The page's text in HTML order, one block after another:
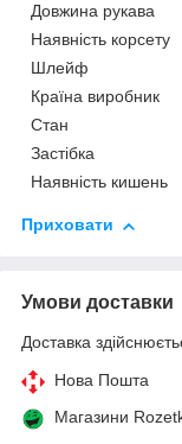
Довжина рукава
Наявність корсету
Шлейф
Країна виробник
Стан
Застібка
Наявність кишень
Приховати
Умови доставки
Доставка
Нова Пошта
Магазини